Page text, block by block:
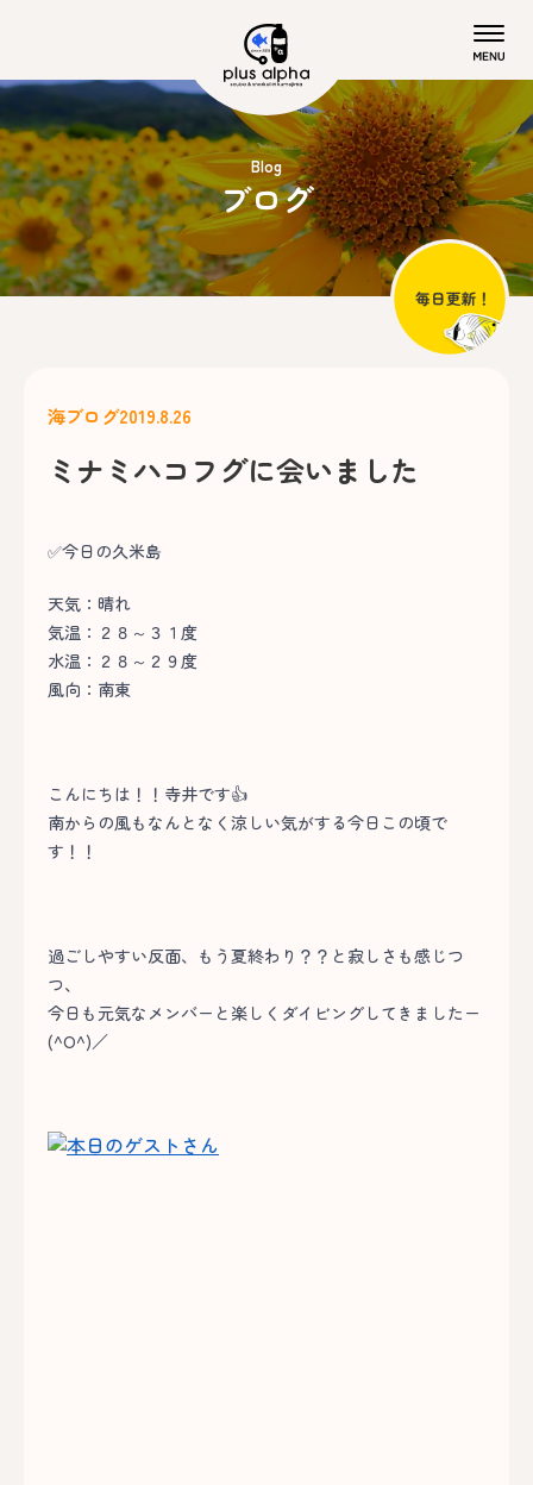
Blog
ブログ
海ブログ2019.8.26
ミナミハコフグに会いました
✅今日の久米島
天気：晴れ
気温：２８～３１度
水温：２８～２９度
風向：南東
こんにちは！！寺井です👍
南からの風もなんとなく涼しい気がする今日この頃で
す！！
過ごしやすい反面、もう夏終わり？？と寂しさも感じつ
つ、
今日も元気なメンバーと楽しくダイビングしてきましたー
(^O^)／